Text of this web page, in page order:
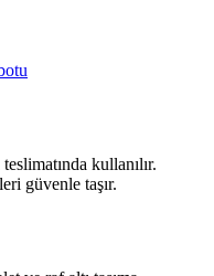
kullanılır.
güvenle taşır.